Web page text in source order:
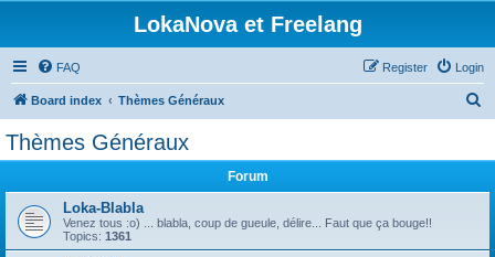
LokaNova et Freelang
FAQ Login
Register
Board index Thèmes Généraux
Thèmes Généraux
Forum
Loka-Blabla
Venez tous :o) ... blabla, coup de gueule, délire... Faut que ça bouge!!
Topics: 1361